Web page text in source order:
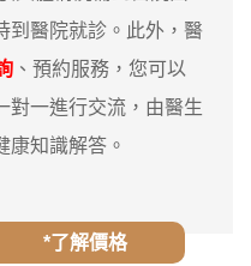
到醫院就診。此外，醫
、預約服務，您可以
對一進行交流，由醫生
康知識解答。
*了解價格